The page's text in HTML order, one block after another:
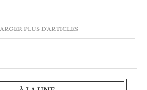
PLUS D'ARTICLES